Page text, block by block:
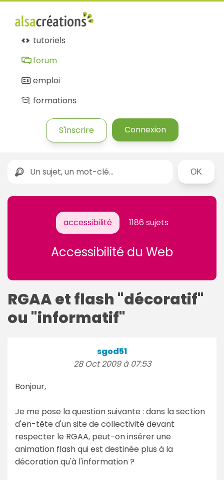
tutoriels
forum
emploi
formations
S'inscrire Connexion
Rechercher
accessibilité 1186 sujets
Accessibilité du Web
RGAA et flash "décoratif"
ou "informatif"
sgod51
28 Oct 2009 à 07:53
Bonjour,
Je me pose la question suivante : dans la section
d'en-tête d'un site de collectivité devant
respecter le RGAA, peut-on insérer une
animation flash qui est destinée plus à la
décoration qu'à l'information ?